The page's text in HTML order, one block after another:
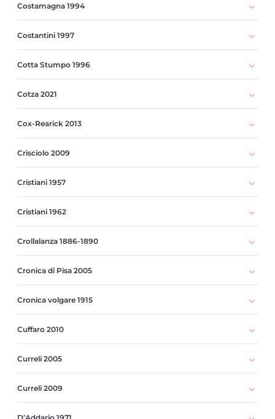
Costamagna 1994
Costantini 1997
Cotta Stumpo 1996
Cotza 2021
Cox-Rearick 2013
Crisciolo 2009
Cristiani 1957
Cristiani 1962
Crollalanza 1886-1890
Cronica di Pisa 2005
Cronica volgare 1915
Cuffaro 2010
Curreli 2005
Curreli 2009